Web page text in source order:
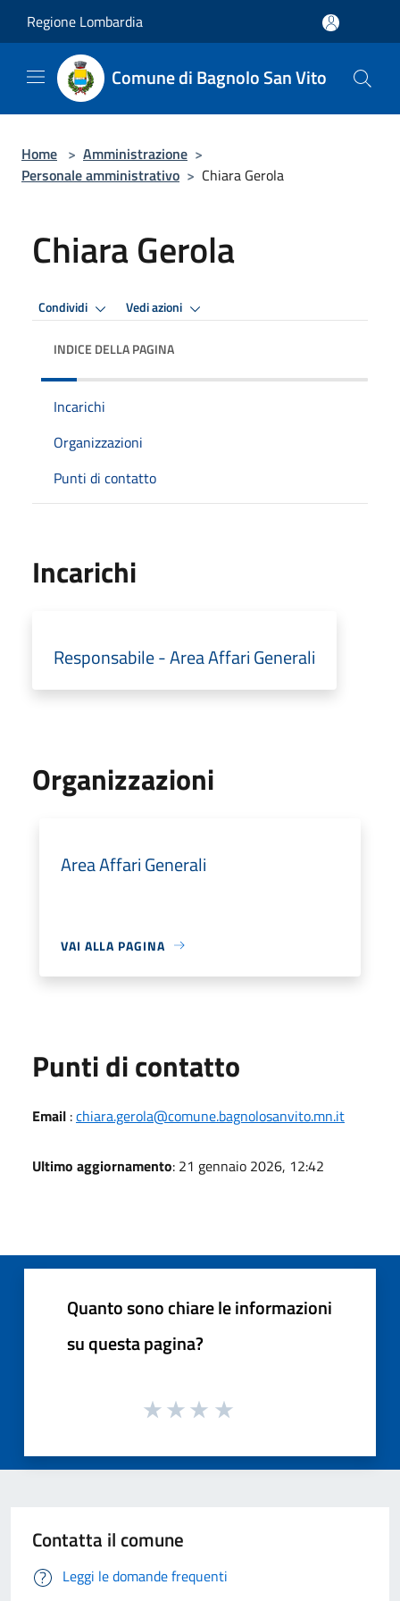
Regione Lombardia
Comune di Bagnolo San Vito
Home > Amministrazione >
Personale amministrativo > Chiara Gerola
Chiara Gerola
Condividi Vedi azioni
INDICE DELLA PAGINA
Incarichi
Organizzazioni
Punti di contatto
Incarichi
Responsabile - Area Affari Generali
Organizzazioni
Area Affari Generali
VAI ALLA PAGINA
Punti di contatto
Email :chiara.gerola@comune.bagnolosanvito.mn.it
Ultimo aggiornamento: 21 gennaio 2026, 12:42
Quanto sono chiare le informazioni
su questa pagina?
Contatta il comune
Leggi le domande frequenti